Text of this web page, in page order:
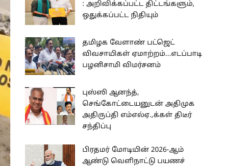
: அறிவிக்கப்பட்ட திட்டங்களும்,
ஒதுக்கப்பட்ட நிதியும்
தமிழக வேளாண் பட்ஜெட்
விவசாயிகள் ஏமாற்றம்...எடப்பாடி
பழனிசாமி விமர்சனம்
புஸ்ஸி ஆனந்த்,
செங்கோட்டையனுடன் அதிமுக
அதிருப்தி எம்எல்ஏ.,க்கள் திடீர்
சந்திப்பு
பிரதமர் மோடியின் 2026-ஆம்
ஆண்டு வெளிநாட்டு பயணச்